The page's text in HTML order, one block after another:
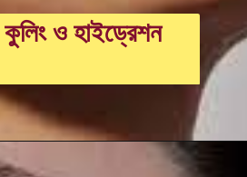
কুলিং ও হাইড্রেশন